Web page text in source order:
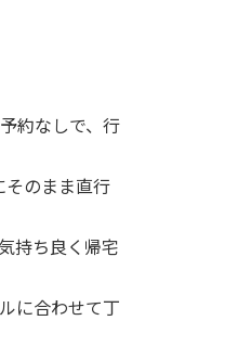
約なしで、行
そのまま直行
持ち良く帰宅
に合わせて丁